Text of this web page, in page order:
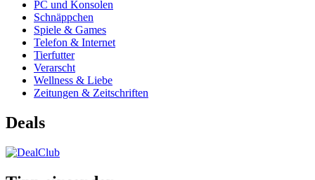
PC und Konsolen
Schnäppchen
Spiele & Games
Telefon & Internet
Tierfutter
Verarscht
Wellness & Liebe
Zeitungen & Zeitschriften
Deals